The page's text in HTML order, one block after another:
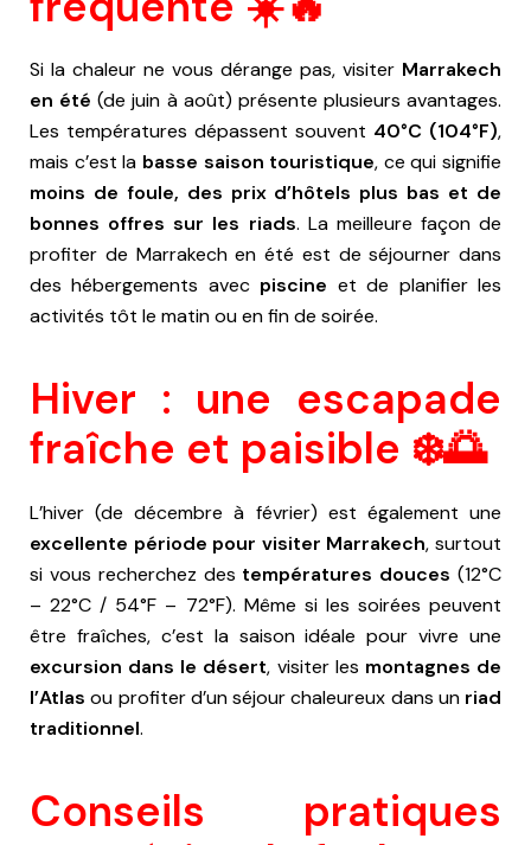
Si la chaleur ne vous dérange pas, visiter Marrakech
en été (de juin à août) présente plusieurs avantages.
Les températures dépassent souvent 40°C (104°F),
mais c’est la basse saison touristique, ce qui signifie
moins de foule, des prix d’hôtels plus bas et de
bonnes offres sur les riads. La meilleure façon de
profiter de Marrakech en été est de séjourner dans
des hébergements avec piscine et de planifier les
activités tôt le matin ou en fin de soirée.
Hiver : une escapade
fraîche et paisible ❄️🌅
L’hiver (de décembre à février) est également une
excellente période pour visiter Marrakech, surtout
si vous recherchez des températures douces (12°C
– 22°C / 54°F – 72°F). Même si les soirées peuvent
être fraîches, c’est la saison idéale pour vivre une
excursion dans le désert, visiter les montagnes de
l’Atlas ou profiter d’un séjour chaleureux dans un riad
traditionnel.
Conseils pratiques